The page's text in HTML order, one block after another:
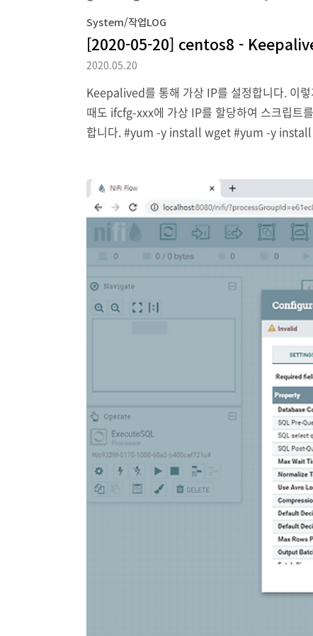
System/작업LOG
[2020-05-20] centos8 -
2020.05.20
Keepalived를 통해 가상 IP를 설정합니다. 이
때도 ifcfg-xxx에 가상 IP를 할당하여 스크립
합니다. #yum -y install wget #yum -y install